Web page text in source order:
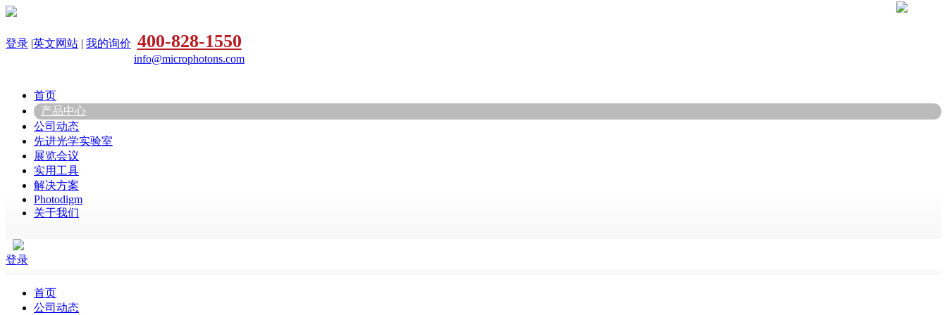
登录 |英文网站 | 我的询价 400-828-1550
info@microphotons.com
首页
产品中心
公司动态
先进光学实验室
展览会议
实用工具
解决方案
Photodigm
关于我们
登录
首页
公司动态